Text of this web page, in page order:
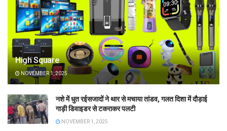
High Square
NOVEMBER 1, 2025
नशे में धुत रईसजादों ने थार से मचाया तांडव, गलत दिशा में दौड़ाई
गाड़ी डिवाइडर से टकराकर पलटी
NOVEMBER 1, 2025